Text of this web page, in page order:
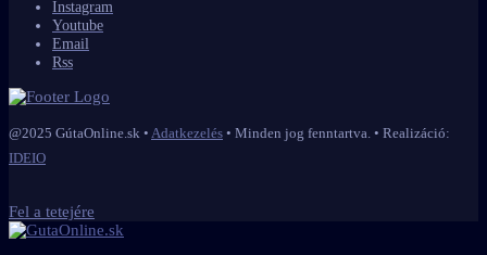
Instagram
Youtube
Email
Rss
@2025 GútaOnline.sk • Adatkezelés • Minden jog fenntartva. • Realizáció:
IDEIO
Fel a tetejére